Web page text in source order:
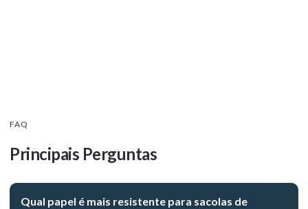
FAQ
Principais Perguntas
Qual papel é mais resistente para sacolas de